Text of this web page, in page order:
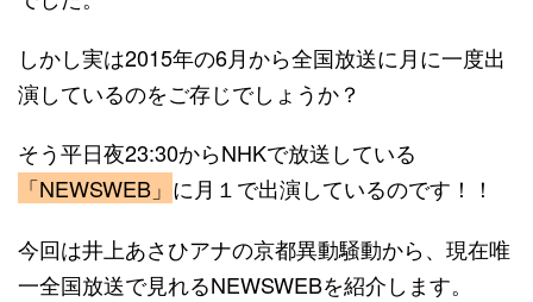
しかし実は2015年の6月から全国放送に月に一度出
演しているのをご存じでしょうか？
そう平日夜23:30からNHKで放送している
「NEWSWEB」 に月１で出演しているのです！！
今回は井上あさひアナの京都異動騒動から、現在唯
一全国放送で見れるNEWSWEBを紹介します。